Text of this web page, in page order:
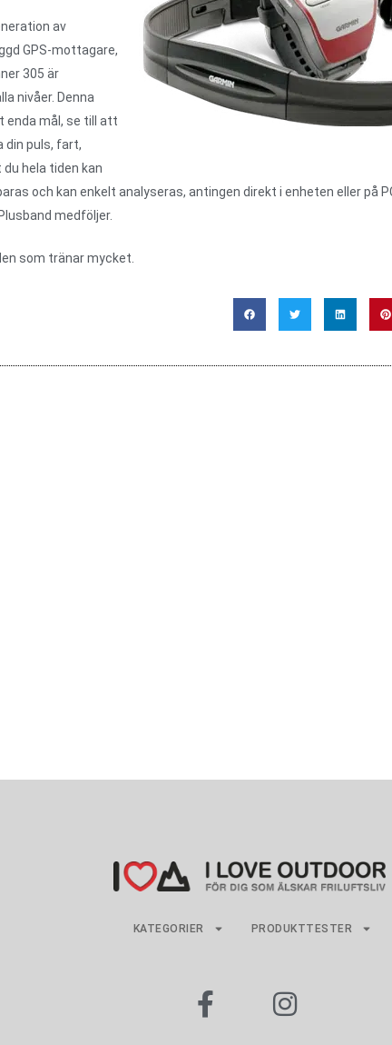
av
GPS-mottagare,
305 är
nivåer. Denna
enda mål, se till att
din puls, fart,
hela tiden kan
och kan enkelt analyseras, antingen direkt i enheten eller på
medföljer.
som tränar mycket.
KATEGORIER PRODUKTTESTER